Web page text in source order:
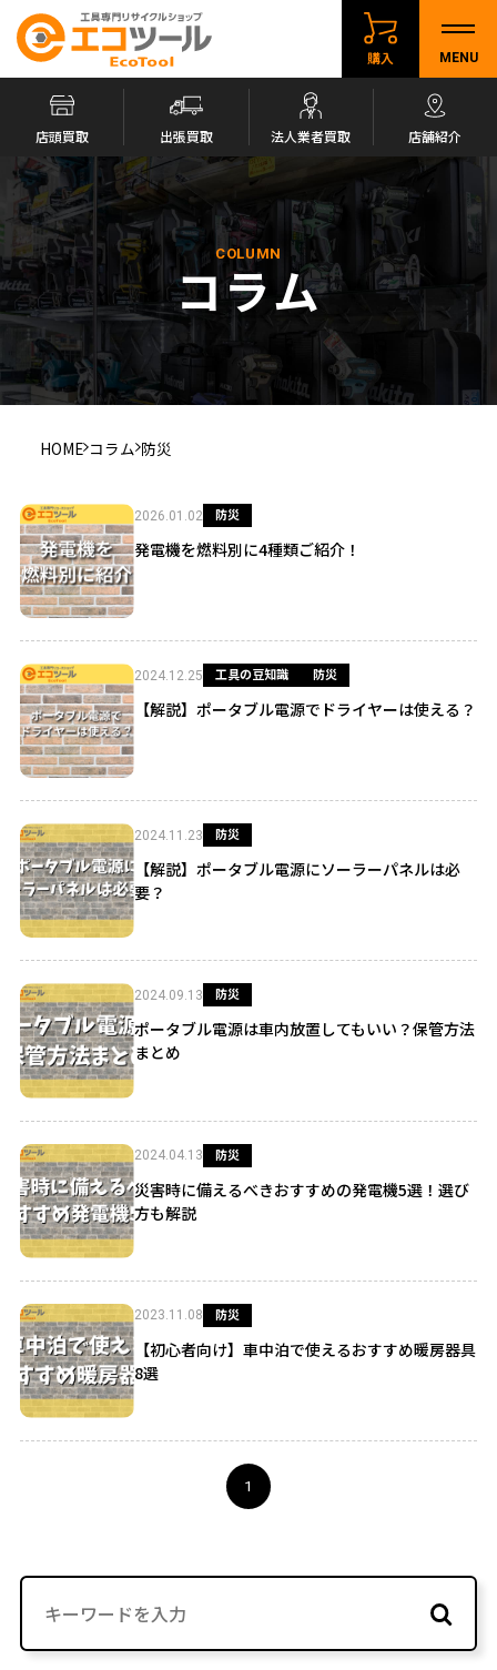
購入 MENU
店頭買取 出張買取 法人業者買取 店舗紹介
COLUMN
コラム
HOME コラム 防災
2026.01.02 防災
発電機を燃料別に4種類ご紹介！
2024.12.25 工具の豆知識 防災
【解説】ポータブル電源でドライヤーは使える？
2024.11.23 防災
【解説】ポータブル電源にソーラーパネルは必
要？
2024.09.13 防災
ポータブル電源は車内放置してもいい？保管方法
まとめ
2024.04.13 防災
災害時に備えるべきおすすめの発電機5選！選び
方も解説
2023.11.08 防災
【初心者向け】車中泊で使えるおすすめ暖房器具
8選
1